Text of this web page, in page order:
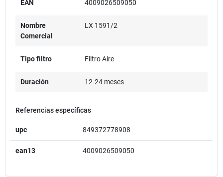
EAN 4009026509050
Nombre
Comercial
LX 1591/2
Tipo filtro Filtro Aire
Duración 12-24 meses
Referencias específicas
upc 849372778908
ean13 4009026509050